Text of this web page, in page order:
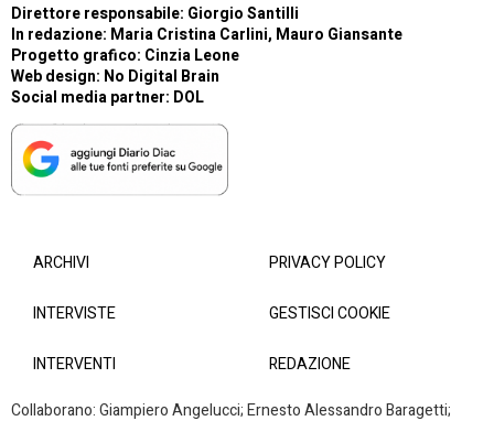
Direttore responsabile: Giorgio Santilli
In redazione: Maria Cristina Carlini, Mauro Giansante
Progetto grafico: Cinzia Leone
Web design: No Digital Brain
Social media partner: DOL
ARCHIVI
INTERVISTE
INTERVENTI
PRIVACY POLICY
GESTISCI COOKIE
REDAZIONE
Collaborano: Giampiero Angelucci; Ernesto Alessandro Baragetti;